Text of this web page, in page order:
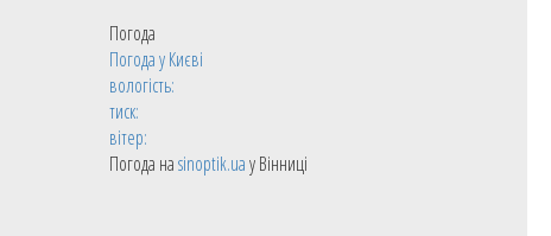
Погода
Погода уКиєві
вологість:
тиск:
вітер:
Погода наsinoptik.uaу Вінниці